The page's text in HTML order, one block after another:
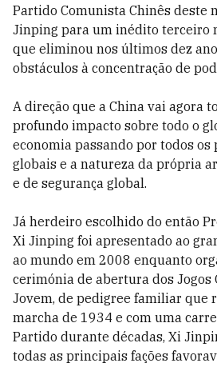
Partido Comunista Chinês deste
Jinping para um inédito terceiro
que eliminou nos últimos dez
obstáculos à concentração de
A direção que a China vai agora
profundo impacto sobre todo o
economia passando por todos
globais e a natureza da própria
e de segurança global.
Já herdeiro escolhido do então
Xi Jinping foi apresentado ao
ao mundo em 2008 enquanto
cerimónia de abertura dos Jogos
Jovem, de pedigree familiar que
marcha de 1934 e com uma
Partido durante décadas, Xi
todas as principais fações